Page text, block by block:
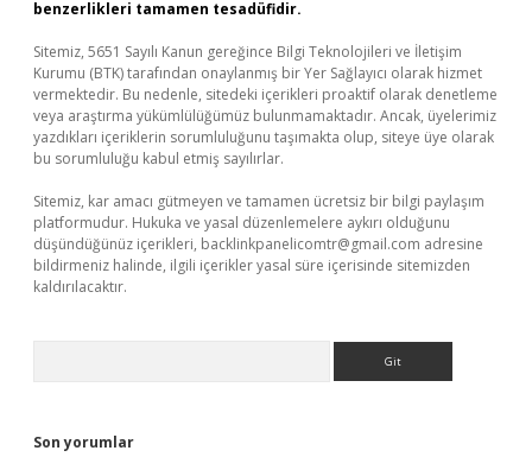
benzerlikleri tamamen tesadüfidir.
Sitemiz, 5651 Sayılı Kanun gereğince Bilgi Teknolojileri ve İletişim
Kurumu (BTK) tarafından onaylanmış bir Yer Sağlayıcı olarak hizmet
vermektedir. Bu nedenle, sitedeki içerikleri proaktif olarak denetleme
veya araştırma yükümlülüğümüz bulunmamaktadır. Ancak, üyelerimiz
yazdıkları içeriklerin sorumluluğunu taşımakta olup, siteye üye olarak
bu sorumluluğu kabul etmiş sayılırlar.
Sitemiz, kar amacı gütmeyen ve tamamen ücretsiz bir bilgi paylaşım
platformudur. Hukuka ve yasal düzenlemelere aykırı olduğunu
düşündüğünüz içerikleri, backlinkpanelicomtr@gmail.com adresine
bildirmeniz halinde, ilgili içerikler yasal süre içerisinde sitemizden
kaldırılacaktır.
Son yorumlar